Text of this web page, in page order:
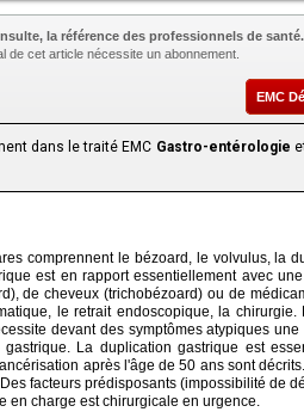
la référence des professionnels de santé.
de cet article nécessite un abonnement.
EMC
dans le traité EMC Gastro-entérologie
comprennent le bézoard, le volvulus, la
est en rapport essentiellement avec
de cheveux (trichobézoard) ou de
le retrait endoscopique, la
devant des symptômes atypiques
La duplication gastrique est
après l'âge de 50 ans sont
facteurs prédisposants (impossibilité de
en charge est chirurgicale en urgence.